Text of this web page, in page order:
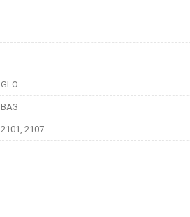
GLO
ВАЗ
2101, 2107